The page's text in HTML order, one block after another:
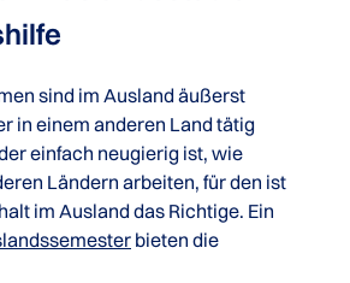
sind im Ausland äußerst
in einem anderen Land tätig
einfach neugierig ist, wie
Ländern arbeiten, für den ist
im Ausland das Richtige. Ein
bieten die